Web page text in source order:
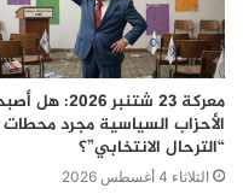
وفكيك، غدا الاثنين من
مساء.
معركة 23 شتنبر 2026:
الأحزاب السياسية مجرد محطات
“الترحال الانتخابي”؟
الثلاثاء 4 أغسطس 2026